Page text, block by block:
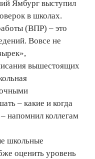
Ямбург выступил
в школах.
(ВПР) – это
Вовсе не
вышестоящих
– какие и когда
напомнил коллегам
школьные
оценить уровень